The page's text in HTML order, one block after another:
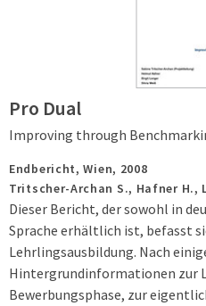
Pro Dual
Improving through
Endbericht,Wien, 2008
Tritscher-Archan S., Hafner H.,
Dieser Bericht, der sowohl in
Sprache erhältlich ist, befasst
Lehrlingsausbildung. Nach
Hintergrundinformationen zur
Bewerbungsphase, zur